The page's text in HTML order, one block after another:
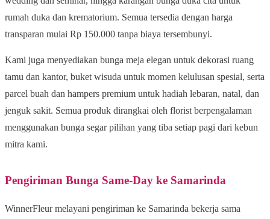
rumah duka dan krematorium. Semua tersedia dengan harga
transparan mulai Rp 150.000 tanpa biaya tersembunyi.
Kami juga menyediakan bunga meja elegan untuk dekorasi ruang
tamu dan kantor, buket wisuda untuk momen kelulusan spesial, serta
parcel buah dan hampers premium untuk hadiah lebaran, natal, dan
jenguk sakit. Semua produk dirangkai oleh florist berpengalaman
menggunakan bunga segar pilihan yang tiba setiap pagi dari kebun
mitra kami.
Pengiriman Bunga Same-Day ke Samarinda
WinnerFleur melayani pengiriman ke Samarinda bekerja sama